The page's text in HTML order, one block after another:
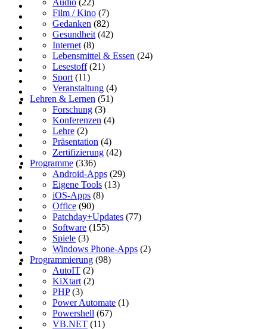
Film / Kino (7)
Gedanken (82)
Gesundheit (42)
Internet (8)
Lebensmittel & Essen (24)
Lesestoff(21)
Sport (11)
Veranstaltung (4)
Lehren & Lernen (51)
Forschung (3)
Konferenzen (4)
Lehre (2)
Präsentation (4)
Zertifizierung (42)
Programme (336)
Android-Apps (29)
Eigene Tools (13)
iOS-Apps (8)
Office (90)
Patchday+Updates (77)
Software (155)
Spiele (3)
Windows Phone-Apps (2)
Programmierung (98)
AutoIT (2)
KiXtart (2)
PHP(3)
Power Automate (1)
Powershell (67)
VB.NET (11)